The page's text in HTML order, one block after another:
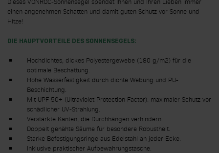
einen angenehmen Schatten und damit guten Schutz vor Sonne und
Hitze!
DIE HAUPTVORTEILE DES SONNENSEGELS:
Hochdichtes, dickes Polyestergewebe (180 g/m2) für die
optimale Beschattung.
Hohe Wasserfestigkeit durch dichte Webung und PU-
Beschichtung.
Mit UPF 50+ (Ultraviolet Protection Factor): maximaler Schutz vor
schädlicher UV-Strahlung.
Verstärkte Kanten, die Durchhängen verhindern.
Doppelt genähte Säume für besondere Robustheit.
Starke Befestigungsringe aus Edelstahl an jeder Ecke.
Inklusive praktischer Aufbewahrungstasche.